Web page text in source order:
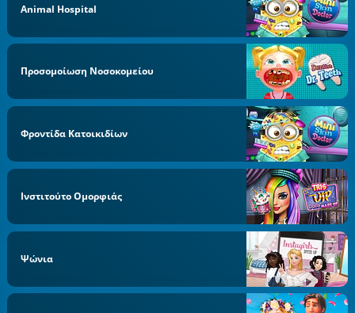
Animal Hospital
Προσομοίωση Νοσοκομείου
Φροντίδα Κατοικιδίων
Ινστιτούτο Ομορφιάς
Ψώνια